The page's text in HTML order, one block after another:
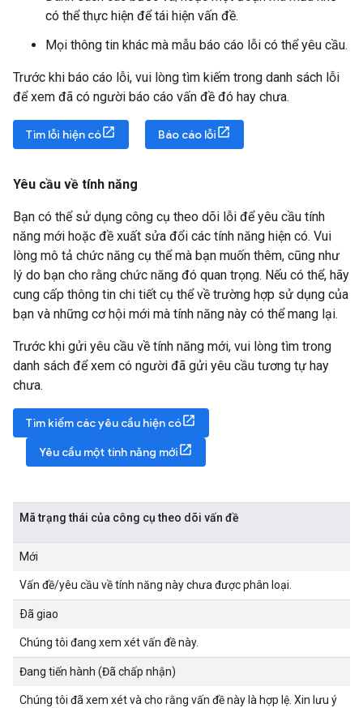
có thể thực hiện để tái hiện vấn đề.
Mọi thông tin khác mà mẫu báo cáo lỗi có thể yêu cầu.
Trước khi báo cáo lỗi, vui lòng tìm kiếm trong danh sách lỗi
để xem đã có người báo cáo vấn đề đó hay chưa.
Tìm lỗi hiện có Báo cáo lỗi
Yêu cầu về tính năng
Bạn có thể sử dụng công cụ theo dõi lỗi để yêu cầu tính
năng mới hoặc đề xuất sửa đổi các tính năng hiện có. Vui
lòng mô tả chức năng cụ thể mà bạn muốn thêm, cũng như
lý do bạn cho rằng chức năng đó quan trọng. Nếu có thể, hãy
cung cấp thông tin chi tiết cụ thể về trường hợp sử dụng của
bạn và những cơ hội mới mà tính năng này có thể mang lại.
Trước khi gửi yêu cầu về tính năng mới, vui lòng tìm trong
danh sách để xem có người đã gửi yêu cầu tương tự hay
chưa.
Tìm kiếm các yêu cầu hiện có
Yêu cầu một tính năng mới
Mã trạng thái của công cụ theo dõi vấn đề
Mới
Vấn đề/yêu cầu về tính năng này chưa được phân loại.
Ðã giao
Chúng tôi đang xem xét vấn đề này.
Đang tiến hành (Đã chấp nhận)
Chúng tôi đã xem xét và cho rằng vấn đề này là hợp lệ. Xin lưu ý